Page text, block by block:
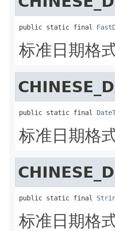
public static final
标准日期格
public static final
标准日期格
public static final
标准日期格